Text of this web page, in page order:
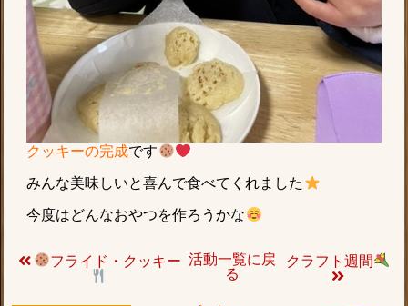
クッキーの完成です
みんな美味しいと喜んで食べてくれました
今度はどんなおやつを作ろうかな
フライド・クッキー 活動一覧に戻
る
クラフト週間